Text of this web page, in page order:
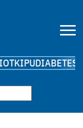
KIPUDIABETES